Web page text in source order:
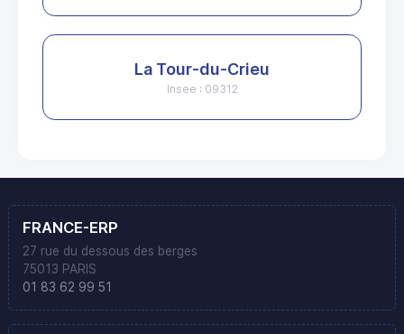
La Tour-du-Crieu
Insee : 09312
FRANCE-ERP
27 rue du dessous des berges
75013 PARIS
01 83 62 99 51